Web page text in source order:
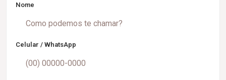
Nome
Celular / WhatsApp